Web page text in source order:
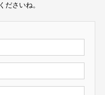
ださいね。